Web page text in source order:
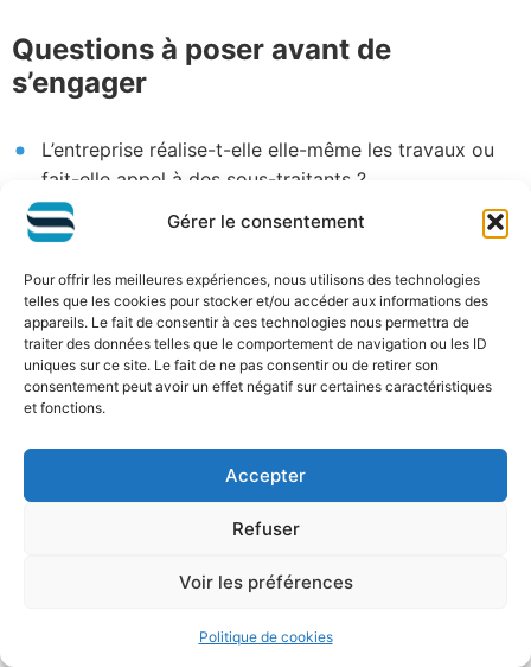
Gérer le consentement
Pour offrir les meilleures expériences, nous utilisons des technologies
telles que les cookies pour stocker et/ou accéder aux informations des
appareils. Le fait de consentir à ces technologies nous permettra de
traiter des données telles que le comportement de navigation ou les ID
uniques sur ce site. Le fait de ne pas consentir ou de retirer son
consentement peut avoir un effet négatif sur certaines caractéristiques
et fonctions.
Accepter
Refuser
Voir les préférences
Politique de cookies
Questions à poser avant de
s’engager
L’entreprise réalise-t-elle elle-même les travaux ou
fait-elle appel à des sous-traitants ?
Quelles garanties sont offertes sur les travaux
réalisés ?
Comment sont gérés les imprévus et les
modifications en cours de chantier ?
garanties associées ?
L’entreprise peut-elle fournir tous les documents
fiscales et sociales) ?